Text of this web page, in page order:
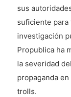
sus
suficiente para
investigación
Propublica ha
la severidad
propaganda
trolls.